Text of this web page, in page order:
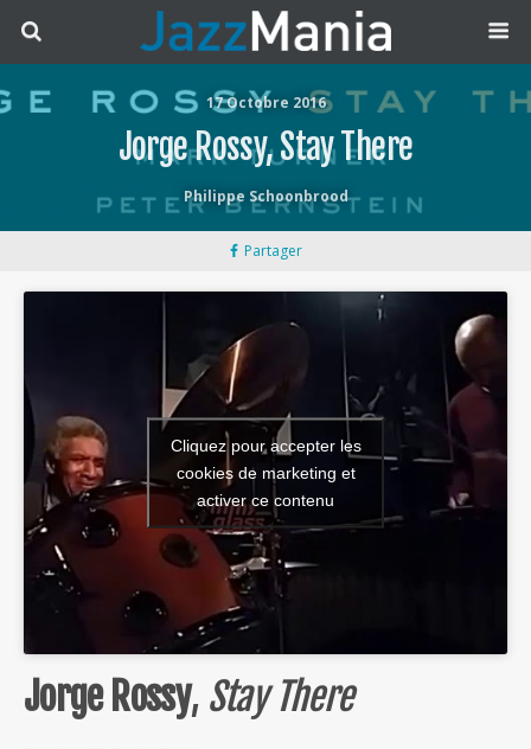
17 Octobre 2016
Jorge Rossy, Stay There
Philippe Schoonbrood
Partager
Cliquez pour accepter les
cookies de marketing et
activer ce contenu
Jorge Rossy, Stay There